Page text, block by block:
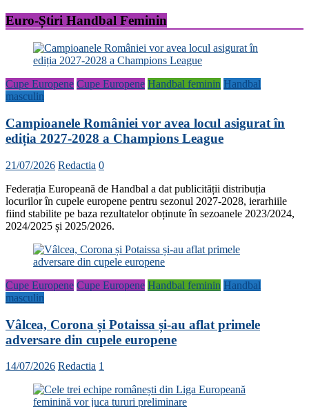
Euro-Știri Handbal Feminin
Cupe Europene Cupe Europene Handbal feminin Handbal
masculin
Campioanele României vor avea locul asigurat în
ediția 2027-2028 a Champions League
21/07/2026 Redactia 0
Federația Europeană de Handbal a dat publicității distribuția
locurilor în cupele europene pentru sezonul 2027-2028, ierarhiile
fiind stabilite pe baza rezultatelor obținute în sezoanele 2023/2024,
2024/2025 și 2025/2026.
Cupe Europene Cupe Europene Handbal feminin Handbal
masculin
Vâlcea, Corona și Potaissa și-au aflat primele
adversare din cupele europene
14/07/2026 Redactia 1